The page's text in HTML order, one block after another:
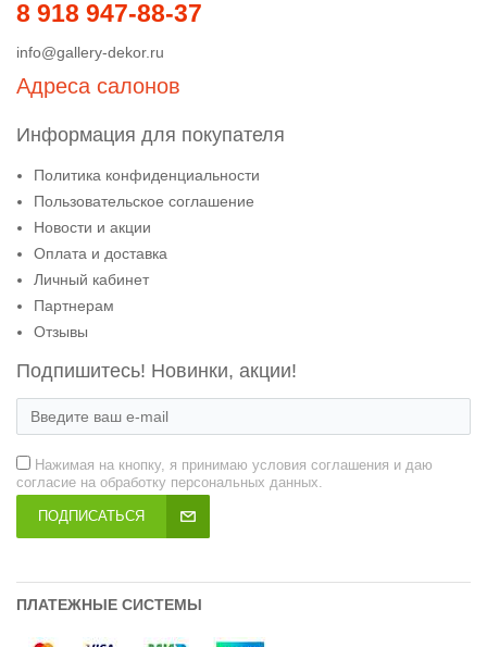
8 918 947-88-37
info@gallery-dekor.ru
Адреса салонов
Информация для покупателя
Политика конфиденциальности
Пользовательское соглашение
Новости и акции
Оплата и доставка
Личный кабинет
Партнерам
Отзывы
Подпишитесь! Новинки, акции!
Нажимая на кнопку, я принимаю условия соглашения и даю
согласие на обработку персональных данных.
ПОДПИСАТЬСЯ
ПЛАТЕЖНЫЕ СИСТЕМЫ